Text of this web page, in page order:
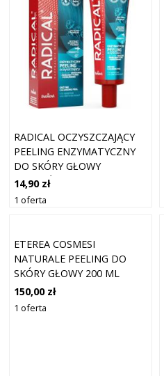
RADICAL OCZYSZCZAJĄCY
PEELING ENZYMATYCZNY
DO SKÓRY GŁOWY
PODRAŻNIONEJ 75ML
14,90 zł
1 oferta
ETEREA COSMESI
NATURALE PEELING DO
SKÓRY GŁOWY 200 ML
150,00 zł
1 oferta